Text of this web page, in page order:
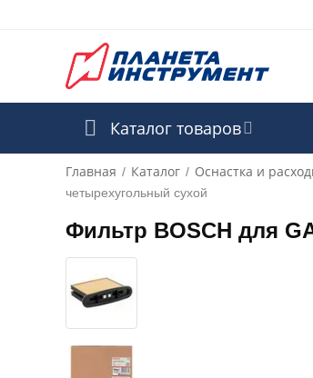
Каталог товаров
Главная / Каталог / Оснастка и
четырехугольный сухой
Фильтр BOSCH для